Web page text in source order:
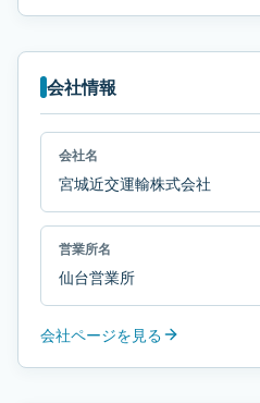
会社情報
会社名
宮城近交運輸株式会社
営業所名
仙台営業所
会社ページを見る